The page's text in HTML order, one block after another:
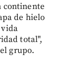
continente
de hielo
total",
grupo.